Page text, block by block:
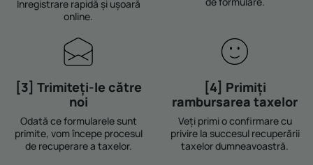
Înregistrare rapidă și ușoară
online.
[3] Trimiteți-le către
noi
Odată ce formularele sunt
primite, vom începe procesul
de recuperare a taxelor.
[4] Primiți
rambursarea taxelor
Veți primi o confirmare cu
privire la succesul recuperării
taxelor dumneavoastră.